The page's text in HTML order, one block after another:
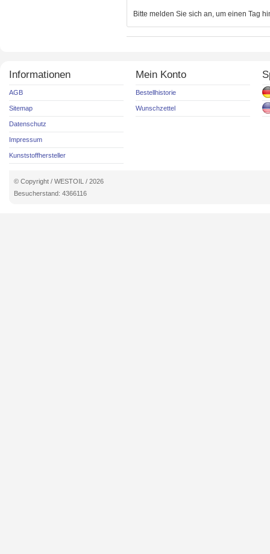
Bitte melden Sie sich an, um einen Tag
Informationen
AGB
Sitemap
Datenschutz
Impressum
Kunststoffhersteller
Mein Konto
Bestellhistorie
Wunschzettel
© Copyright / WESTOIL / 2026
Besucherstand: 4366116